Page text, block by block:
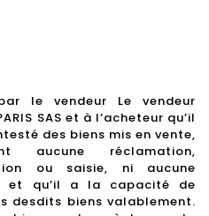
le vendeur Le vendeur
SAS et à l’acheteur qu’il
des biens mis en vente,
aucune réclamation,
ou saisie, ni aucune
et qu’il a la capacité de
desdits biens valablement.